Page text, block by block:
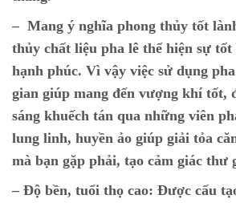
– Mang ý nghĩa phong thủy tốt
thủy chất liệu pha lê thể hiện sự
hạnh phúc. Vì vậy việc sử dụng
gian giúp mang đến vượng khí tốt,
sáng khuếch tán qua những viên
lung linh, huyền ảo giúp giải tỏa
mà bạn gặp phải, tạo cảm giác thư
– Độ bền, tuổi thọ cao: Được cấu